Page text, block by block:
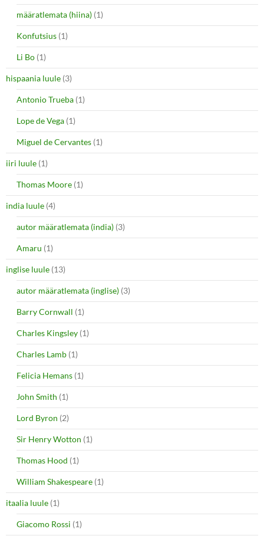
määratlemata (hiina) (1)
Konfutsius (1)
Li Bo (1)
hispaania luule (3)
Antonio Trueba (1)
Lope de Vega (1)
Miguel de Cervantes (1)
iiri luule (1)
Thomas Moore (1)
india luule (4)
autor määratlemata (india) (3)
Amaru (1)
inglise luule (13)
autor määratlemata (inglise) (3)
Barry Cornwall (1)
Charles Kingsley (1)
Charles Lamb (1)
Felicia Hemans (1)
John Smith (1)
Lord Byron (2)
Sir Henry Wotton (1)
Thomas Hood (1)
William Shakespeare (1)
itaalia luule (1)
Giacomo Rossi (1)